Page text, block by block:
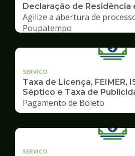
Declaração de Residência
Agilize a abertura de
Poupatempo
SERVICO
Taxa de Licença, FEIMER,
Séptico e Taxa de
Pagamento de Boleto
SERVICO